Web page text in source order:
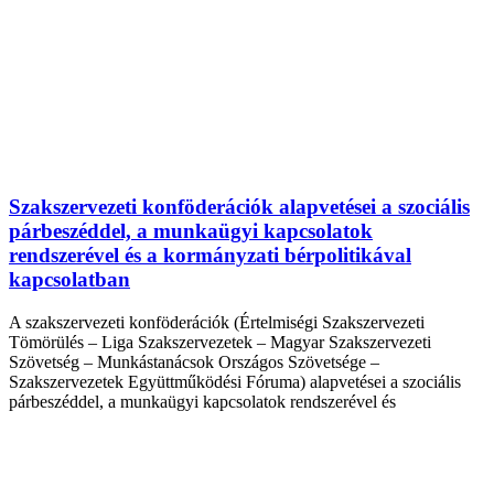
Szakszervezeti konföderációk alapvetései a szociális
párbeszéddel, a munkaügyi kapcsolatok
rendszerével és a kormányzati bérpolitikával
kapcsolatban
A szakszervezeti konföderációk (Értelmiségi Szakszervezeti
Tömörülés – Liga Szakszervezetek – Magyar Szakszervezeti
Szövetség – Munkástanácsok Országos Szövetsége –
Szakszervezetek Együttműködési Fóruma) alapvetései a szociális
párbeszéddel, a munkaügyi kapcsolatok rendszerével és